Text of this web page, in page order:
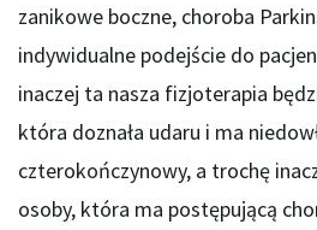
zanikowe boczne, choroba
indywidualne podejście do
inaczej ta nasza fizjoterapia
która doznała udaru i ma
czterokończynowy, a trochę
osoby, która ma postępującą